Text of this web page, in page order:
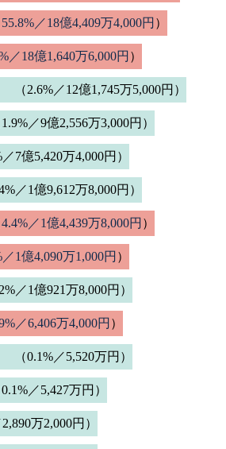
55.8%／18億4,409万4,000円 ）
／18億1,640万6,000円 ）
（2.6%／12億1,745万5,000円）
1.9%／9億2,556万3,000円）
／7億5,420万4,000円）
／1億9,612万8,000円）
4.4%／1億4,439万8,000円 ）
／1億4,090万1,000円 ）
／1億921万8,000円）
／6,406万4,000円 ）
（0.1%／5,520万円）
0.1%／5,427万円）
2,890万2,000円）